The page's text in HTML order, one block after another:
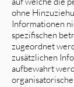
ohne
Informationen
spezifischen
zugeordnet
zusätzlichen
aufbewahrt